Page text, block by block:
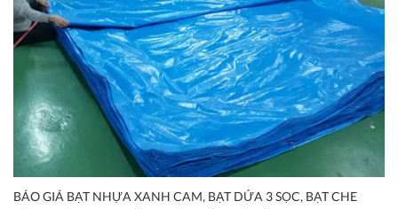
BÁO GIÁ BẠT NHỰA XANH CAM, BẠT DỨA 3 SỌC, BẠT CHE